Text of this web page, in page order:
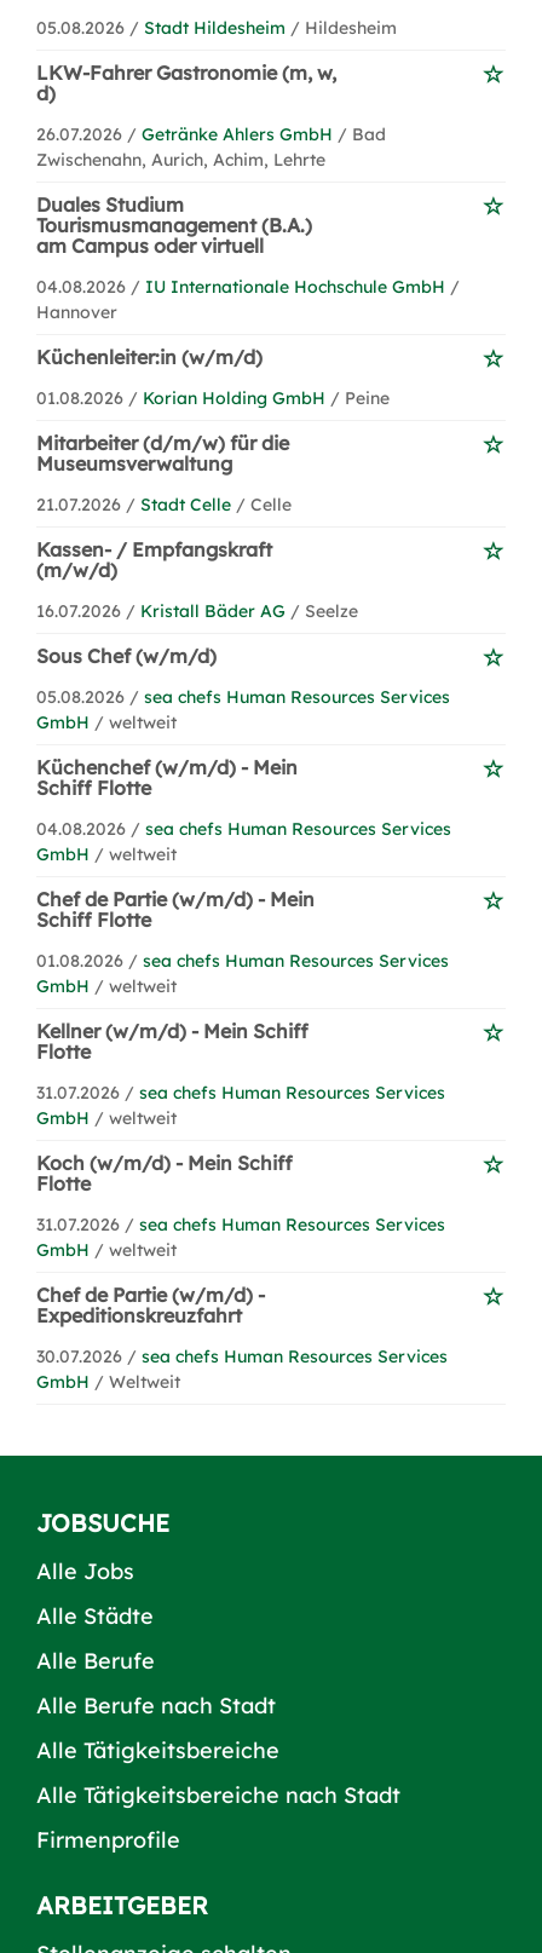
05.08.2026 / Stadt Hildesheim / Hildesheim
LKW-Fahrer Gastronomie (m, w,
d)
26.07.2026 / Getränke Ahlers GmbH / Bad
Zwischenahn, Aurich, Achim, Lehrte
Duales Studium
Tourismusmanagement (B.A.)
am Campus oder virtuell
04.08.2026 / IU Internationale Hochschule GmbH /
Hannover
Küchenleiter:in (w/m/d)
01.08.2026 / Korian Holding GmbH / Peine
Mitarbeiter (d/m/w) für die
Museumsverwaltung
21.07.2026 / Stadt Celle / Celle
Kassen- / Empfangskraft
(m/w/d)
16.07.2026 / Kristall Bäder AG / Seelze
Sous Chef (w/m/d)
05.08.2026 / sea chefs Human Resources Services
GmbH / weltweit
Küchenchef (w/m/d) - Mein
Schiff Flotte
04.08.2026 / sea chefs Human Resources Services
GmbH / weltweit
Chef de Partie (w/m/d) - Mein
Schiff Flotte
01.08.2026 / sea chefs Human Resources Services
GmbH / weltweit
Kellner (w/m/d) - Mein Schiff
Flotte
31.07.2026 / sea chefs Human Resources Services
GmbH / weltweit
Koch (w/m/d) - Mein Schiff
Flotte
31.07.2026 / sea chefs Human Resources Services
GmbH / weltweit
Chef de Partie (w/m/d) -
Expeditionskreuzfahrt
30.07.2026 / sea chefs Human Resources Services
GmbH / Weltweit
JOBSUCHE
Alle Jobs
Alle Städte
Alle Berufe
Alle Berufe nach Stadt
Alle Tätigkeitsbereiche
Alle Tätigkeitsbereiche nach Stadt
Firmenprofile
ARBEITGEBER